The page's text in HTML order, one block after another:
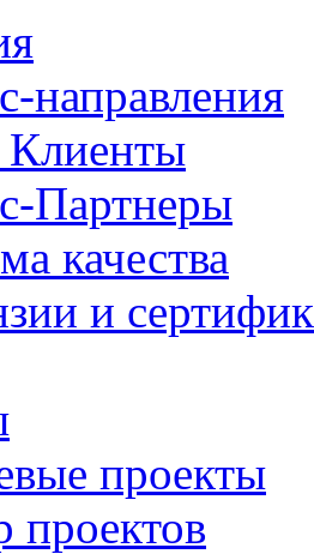
направления
Партнеры
качества
и
проекты
проектов